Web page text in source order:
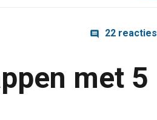
22 reacties
met 5